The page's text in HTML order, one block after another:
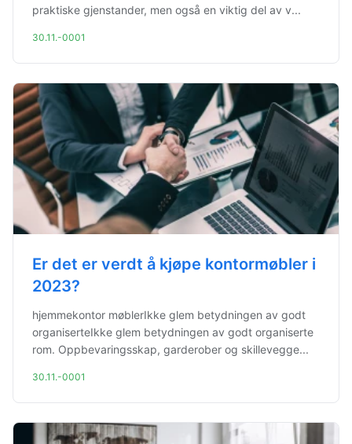
praktiske gjenstander, men også en viktig del av v...
30.11.-0001
Er det er verdt å kjøpe kontormøbler i
2023?
hjemmekontor møblerIkke glem betydningen av godt
organiserteIkke glem betydningen av godt organiserte
rom. Oppbevaringsskap, garderober og skillevegge...
30.11.-0001